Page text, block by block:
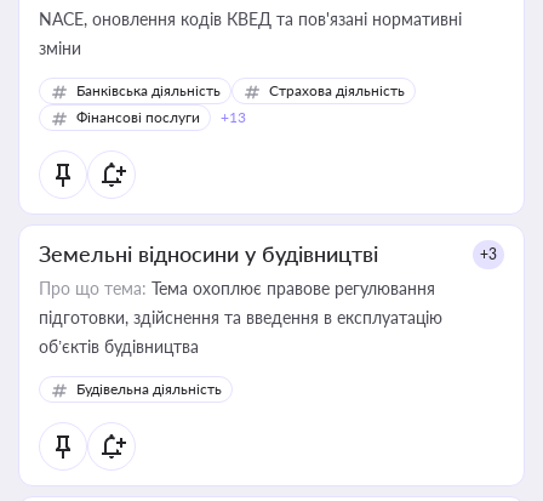
NACE, оновлення кодів КВЕД та пов'язані нормативні
зміни
Банківська діяльність
Страхова діяльність
Фінансові послуги
+13
Земельні відносини у будівництві +3
Про що тема: Тема охоплює правове регулювання
підготовки, здійснення та введення в експлуатацію
об’єктів будівництва
Будівельна діяльність